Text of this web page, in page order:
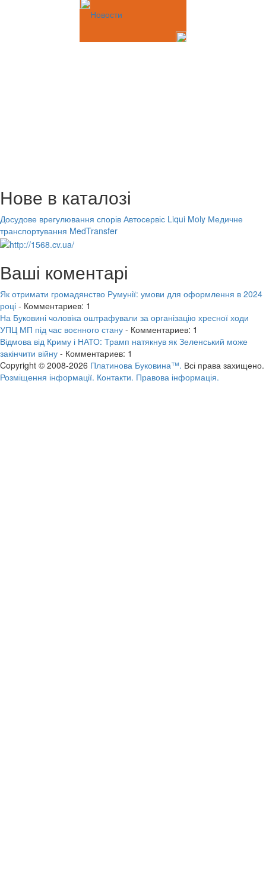
Новости
Нове в каталозі
Досудове врегулювання спорів Автосервіс Liqui Moly Медичне
транспортування MedTransfer
Ваші коментарі
Як отримати громадянство Румунії: умови для оформлення в 2024
році - Комментариев: 1
На Буковині чоловіка оштрафували за організацію хресної ходи
УПЦ МП під час воєнного стану - Комментариев: 1
Відмова від Криму і НАТО: Трамп натякнув як Зеленський може
закінчити війну - Комментариев: 1
Copyright © 2008-2026 Платинова Буковина™. Всі права захищено.
Розміщення інформації. Контакти. Правова інформація.